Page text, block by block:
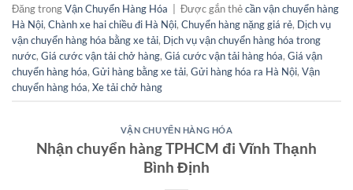
Đăng trongVận Chuyển Hàng Hóa Được gắn thẻcần vận chuyển hàng
Hà Nội, Chành xe hai chiều đi Hà Nội, Chuyển hàng nặng giá rẻ, Dịch vụ
vận chuyển hàng hóa bằng xe tải, Dịch vụ vận chuyển hàng hóa trong
nước, Giá cước vận tải chở hàng, Giá cước vận tải hàng hóa, Giá vận
chuyển hàng hóa, Gửi hàng bằng xe tải, Gửi hàng hóa ra Hà Nội, Vận
chuyển hàng hóa, Xe tải chở hàng
VẬN CHUYỂN HÀNG HÓA
Nhận chuyển hàng TPHCM đi Vĩnh Thạnh
Bình Định